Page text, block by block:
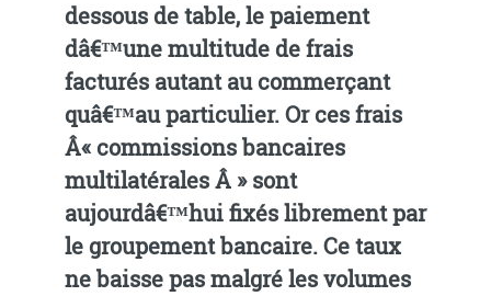
dessous de table, le paiement
dâ€™une multitude de frais
facturés autant au commerçant
quâ€™au particulier. Or ces frais
Â« commissions bancaires
multilatérales Â » sont
aujourdâ€™hui fixés librement par
le groupement bancaire. Ce taux
ne baisse pas malgré les volumes